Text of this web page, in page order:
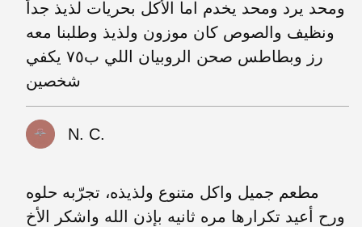
ومحد يرد ومحد يخدم اما الأكل بحريات لذيذ جداً
ونظيف والصوص كان موزون ولذيذ وطلبنا معه
رز وبطاطس صحن الروبيان اللي ب٧٥ يكفي
شخصين
N. C.
مطعم جميل واكل متنوع ولذيذه، تجرّبه حلوه
ورح أعيد تكرارها مره ثانيه بإذن الله واشكر الأخ